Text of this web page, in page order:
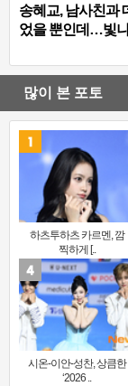
송혜교, 남사친과
었을 뿐인데…빛
많이 본 포토
하츠투하츠 카르멘, 깜
찍하게 [..
시온-이안-성찬, 상큼한
‘2026 ..